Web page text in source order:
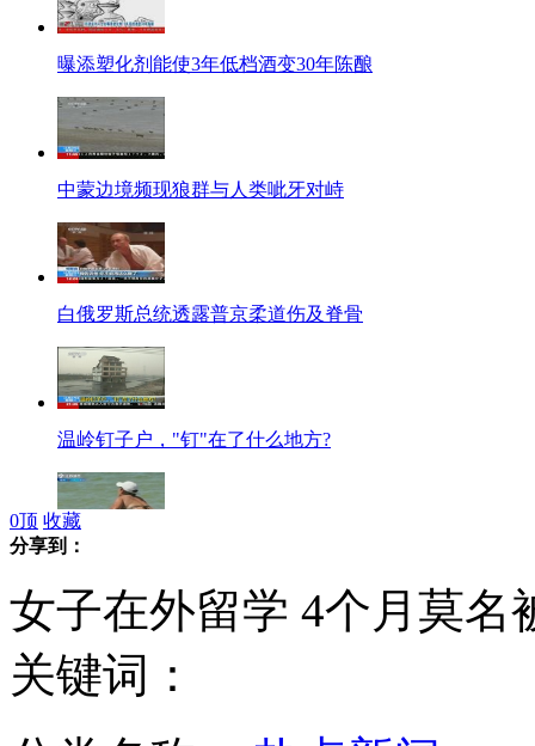
曝添塑化剂能使3年低档酒变30年陈酿
中蒙边境频现狼群与人类呲牙对峙
白俄罗斯总统透露普京柔道伤及脊骨
温岭钉子户，"钉"在了什么地方?
西藏妇女汇聚大昭寺庆祝"仙女节"
0顶 收藏
分享到：
女子在外留学 4个月莫名
关键词：